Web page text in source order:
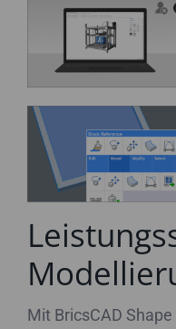
Mit BricsCAD